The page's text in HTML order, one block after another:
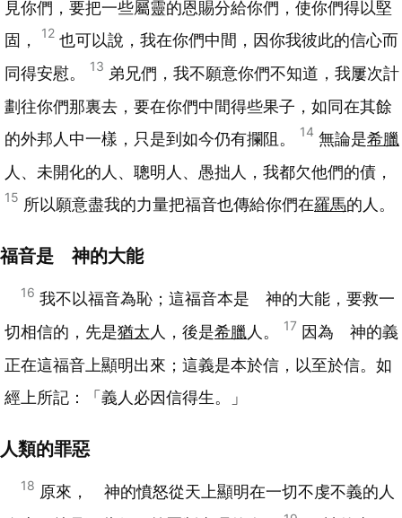
見你們，要把一些屬靈的恩賜分給你們，使你們得以堅
固，
12 也可以說，我在你們中間，因你我彼此的信心而
同得安慰。
13 弟兄們，我不願意你們不知道，我屢次計
劃往你們那裏去，要在你們中間得些果子，如同在其餘
的外邦人中一樣，只是到如今仍有攔阻。
14 無論是希臘
人、未開化的人、聰明人、愚拙人，我都欠他們的債，
15 所以願意盡我的力量把福音也傳給你們在羅馬的人。
福音是 神的大能
16 我不以福音為恥；這福音本是 神的大能，要救一
切相信的，先是猶太人，後是希臘人。 17 因為 神的義
正在這福音上顯明出來；這義是本於信，以至於信。如
經上所記：「義人必因信得生。」
人類的罪惡
18 原來， 神的憤怒從天上顯明在一切不虔不義的人